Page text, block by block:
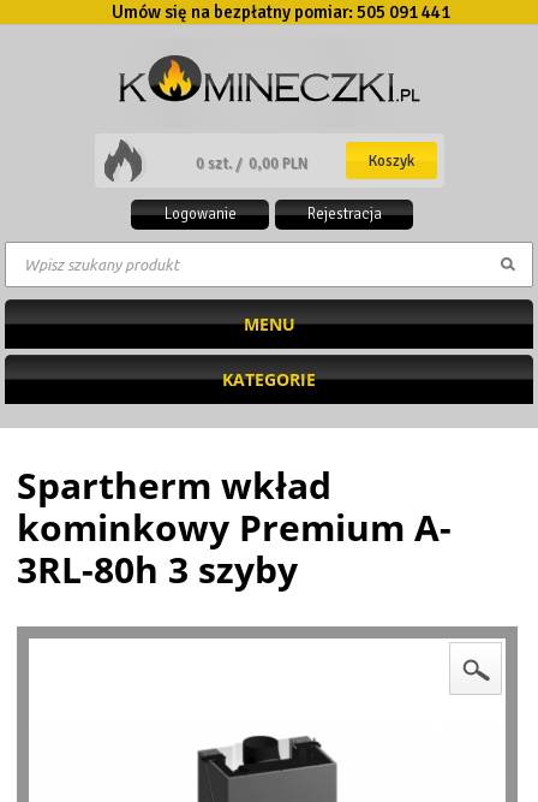
Umów się na bezpłatny pomiar: 505 091 441
0 szt. / 0,00 PLN Koszyk
Rejestracja
Logowanie
MENU
KATEGORIE
Spartherm wkład
kominkowy Premium A-
3RL-80h 3 szyby